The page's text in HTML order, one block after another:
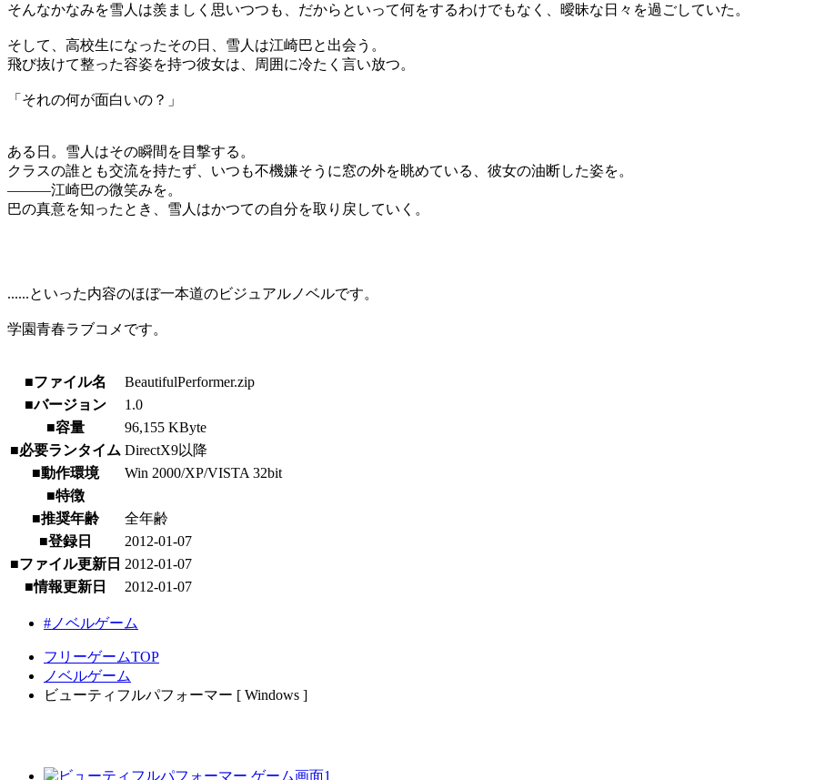
そんなかなみを雪人は羨ましく思いつつも、だからといって何をするわけでもなく、曖昧な日々を過ごしていた。
そして、高校生になったその日、雪人は江崎巴と出会う。
飛び抜けて整った容姿を持つ彼女は、周囲に冷たく言い放つ。
「それの何が面白いの？」
ある日。雪人はその瞬間を目撃する。
クラスの誰とも交流を持たず、いつも不機嫌そうに窓の外を眺めている、彼女の油断した姿を。
―――江崎巴の微笑みを。
巴の真意を知ったとき、雪人はかつての自分を取り戻していく。
......といった内容のほぼ一本道のビジュアルノベルです。
学園青春ラブコメです。
■ファイル名
BeautifulPerformer.zip
■バージョン
1.0
■容量
96,155 KByte
■必要ランタイム DirectX9以降
■動作環境
Win 2000/XP/VISTA 32bit
■特徴
■推奨年齢
全年齢
■登録日
2012-01-07
■ファイル更新日 2012-01-07
■情報更新日
2012-01-07
#ノベルゲーム
フリーゲームTOP
ノベルゲーム
ビューティフルパフォーマー [ Windows ]